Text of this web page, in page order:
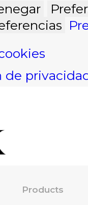
de
Products